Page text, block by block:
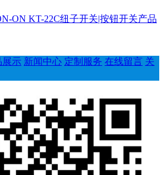
ON KT-22C纽子开关|按钮开关产品
展示 新闻中心 定制服务 在线留言 关